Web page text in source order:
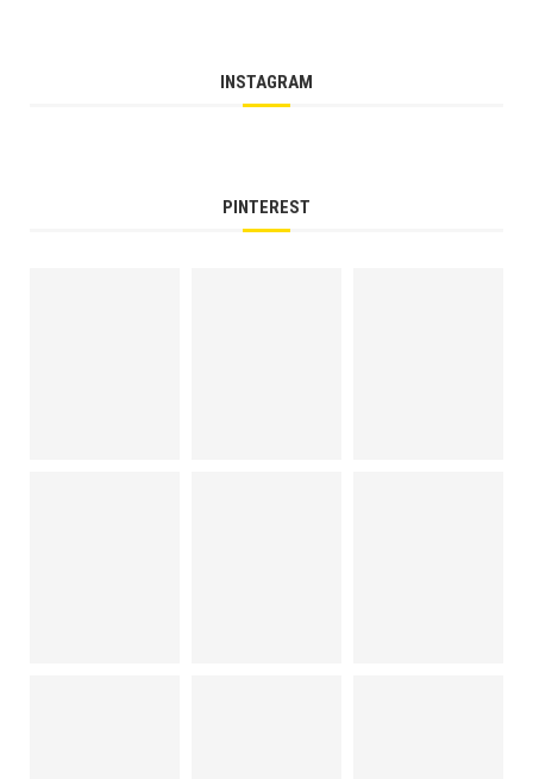
INSTAGRAM
PINTEREST